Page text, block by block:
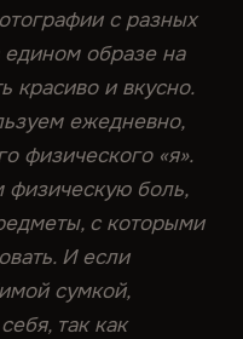
с разных
едином образе на
красиво и вкусно.
ежедневно,
физического «я».
боль,
с которыми
И если
сумкой,
так как